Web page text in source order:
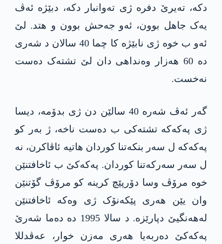
دکە، تەیرێ دفرە ژی تەوانبار دکە، دبێژە ئەڤ
یەک جاھل بوون، ئەو جەحش بوون و ھتد. لێ
ئەو ب خوە ژی نابێژە کا چما 40 سالان د شەری
دە 60 ھەزار وەنداھی دان لێ تشتەک دەست
نەخست.
گەر ئەڤ شەرە 40 سالێن دن ژی بدۆمە، دیسا
ژی پەکەکە تشتەکی ب دەست ناخە، ژ بەر کو
پەکەکە ل سەر بنکەتنا کوردان ھاتیە ئاڤاکرن، نە
ل سەر سەرکەتنا کوردان. پەکەکێ ب ئاخافتنێن
خوە مرۆڤ وسا دۆرپێچ کرینە کو مرۆڤ گۆتنێن
وان یێن ھەری پێکەنۆک ژی وەکە ئاخافتنێن
لەھەنگیێ دپارێزە. د سالا 1995 دە دەما شەرێ
پەکەکێ دەربەیا ھەری مەزن خوار، عەڤدللا